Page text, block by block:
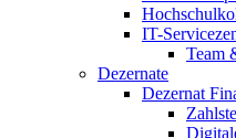
IT-
Team
Dezernate
Dezernat